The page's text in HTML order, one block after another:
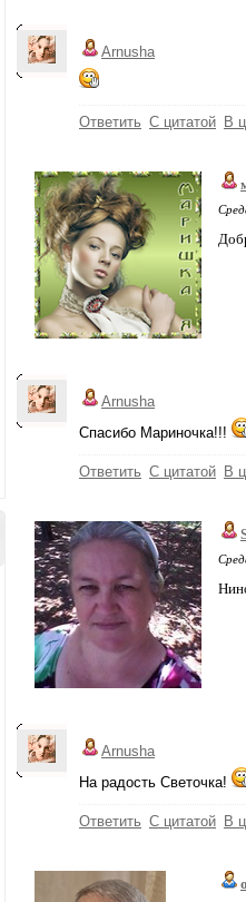
Arnusha
Ответить С цитатой В
Arnusha
Спасибо Мариночка!!!
Ответить С цитатой В
Arnusha
На радость Светочка!
Ответить С цитатой В